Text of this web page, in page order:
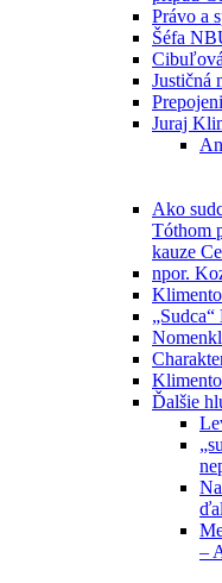
Právo a
Šéfa
Justičná
Juraj
Ako
Tóthom
kauze
npor.
Ďalšie
–